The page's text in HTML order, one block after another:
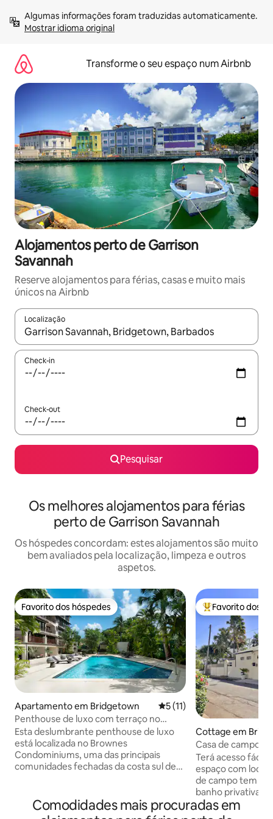
para
Mostrar idioma original
Transforme o seu espaço num Airbnb
Alojamentos perto de Garrison
Savannah
Reserve alojamentos para férias, casas e muito mais
únicos na Airbnb
Localização
Quando os resultados estiverem disponíveis, navegue com
Check-in
Check-out
Pesquisar
Os melhores alojamentos para férias
perto de Garrison Savannah
Os hóspedes concordam: estes alojamentos são muito
bem avaliados pela localização, limpeza e outros
aspetos.
Favorito dos hóspedes
Favorito dos hóspedes
Apartamento em Bridgetown Classificação média de 5
5 (11)
Penthouse de luxo com terraço no
último piso, piscina e ginásio comuns
Esta deslumbrante penthouse de luxo
está localizada no Brownes
Condominiums, uma das principais
comunidades fechadas da costa sul de
media/ espaço de trabalho adicional e
pátio privado no terraço com vistas
Favoritos dos
Favorito dos
Cottage em
Casa de campo
Terá acesso fácil
espaço com
de campo tem 3
banho privativas.
uma casa de
com casa de
Comodidades mais procuradas em